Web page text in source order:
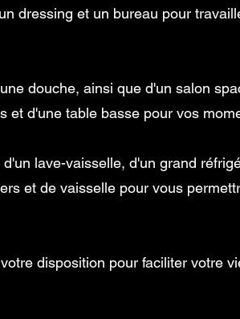
dressing et un bureau pour
douche, ainsi que d'un salon
et d'une table basse pour vos
lave-vaisselle, d'un grand
et de vaisselle pour vous
disposition pour faciliter votre